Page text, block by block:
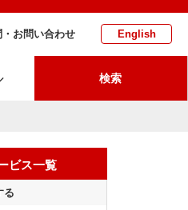
お問い合わせ English
検索
ビス一覧
る